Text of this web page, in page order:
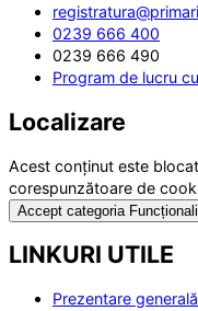
0239 666 400
0239 666 490
Program de lucru
Localizare
Acest conținut este
corespunzătoare de
Accept categoria
LINKURI UTILE
Prezentare generală